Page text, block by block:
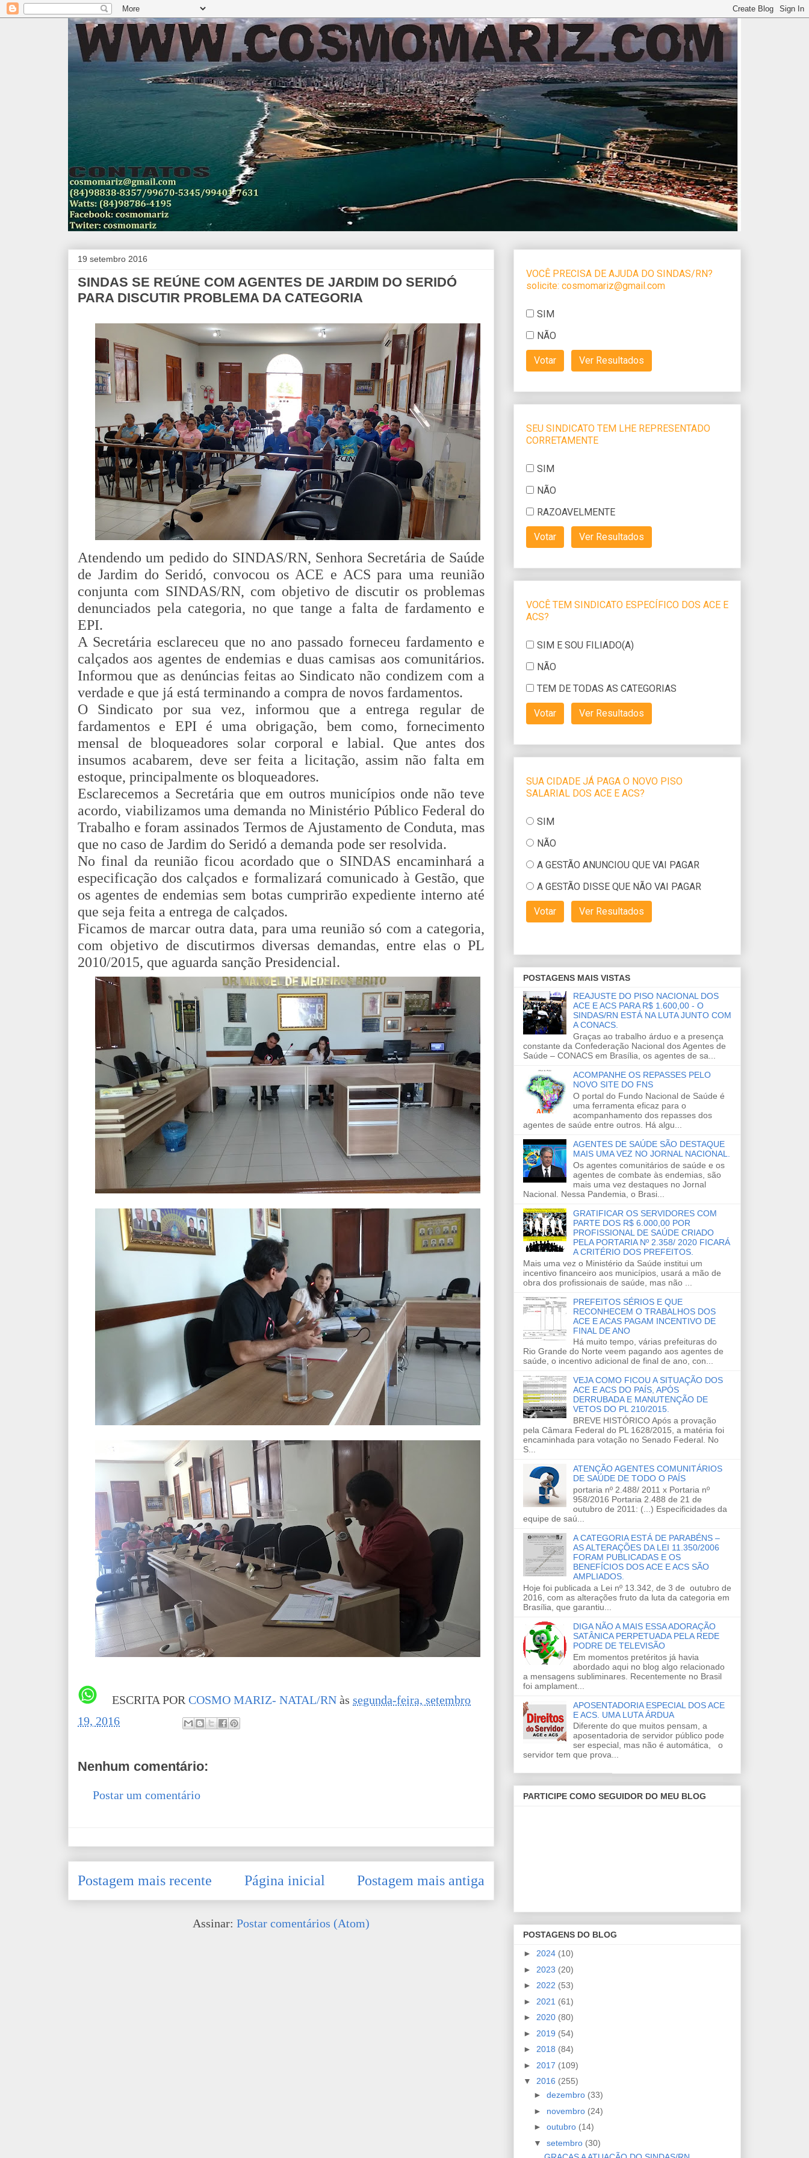
19 setembro 2016
SINDAS SE REÚNE COM AGENTES DE JARDIM DO SERIDÓ
PARA DISCUTIR PROBLEMA DA CATEGORIA
Atendendo um pedido do SINDAS/RN, Senhora Secretária de Saúde
de Jardim do Seridó, convocou os ACE e ACS para uma reunião
conjunta com SINDAS/RN, com objetivo de discutir os problemas
denunciados pela categoria, no que tange a falta de fardamento e
EPI.
A Secretária esclareceu que no ano passado forneceu fardamento e
calçados aos agentes de endemias e duas camisas aos comunitários.
Informou que as denúncias feitas ao Sindicato não condizem com a
verdade e que já está terminando a compra de novos fardamentos.
O Sindicato por sua vez, informou que a entrega regular de
fardamentos e EPI é uma obrigação, bem como, fornecimento
mensal de bloqueadores solar corporal e labial. Que antes dos
insumos acabarem, deve ser feita a licitação, assim não falta em
estoque, principalmente os bloqueadores.
Esclarecemos a Secretária que em outros municípios onde não teve
acordo, viabilizamos uma demanda no Ministério Público Federal do
Trabalho e foram assinados Termos de Ajustamento de Conduta, mas
que no caso de Jardim do Seridó a demanda pode ser resolvida.
No final da reunião ficou acordado que o SINDAS encaminhará a
especificação dos calçados e formalizará comunicado à Gestão, que
os agentes de endemias sem botas cumprirão expediente interno até
que seja feita a entrega de calçados.
Ficamos de marcar outra data, para uma reunião só com a categoria,
com objetivo de discutirmos diversas demandas, entre elas o PL
2010/2015, que aguarda sanção Presidencial.
ESCRITA POR COSMO MARIZ- NATAL/RN às segunda-feira, setembro
19, 2016
Nenhum comentário:
Postar um comentário
Postagem mais recente Postagem mais antiga
Página inicial
Assinar: Postar comentários (Atom)
POSTAGENS MAIS VISTAS
REAJUSTE DO PISO NACIONAL DOS
ACE E ACS PARA R$ 1.600,00 - O
SINDAS/RN ESTÁ NA LUTA JUNTO COM
A CONACS.
Graças ao trabalho árduo e a presença
constante da Confederação Nacional dos Agentes de
Saúde – CONACS em Brasília, os agentes de sa...
ACOMPANHE OS REPASSES PELO
NOVO SITE DO FNS
O portal do Fundo Nacional de Saúde é
uma ferramenta eficaz para o
acompanhamento dos repasses dos
agentes de saúde entre outros. Há algu...
AGENTES DE SAÚDE SÃO DESTAQUE
MAIS UMA VEZ NO JORNAL NACIONAL.
Os agentes comunitários de saúde e os
agentes de combate às endemias, são
mais uma vez destaques no Jornal
Nacional. Nessa Pandemia, o Brasi...
GRATIFICAR OS SERVIDORES COM
PARTE DOS R$ 6.000,00 POR
PROFISSIONAL DE SAÚDE CRIADO
PELA PORTARIA Nº 2.358/ 2020 FICARÁ
A CRITÉRIO DOS PREFEITOS.
Mais uma vez o Ministério da Saúde institui um
incentivo financeiro aos municípios, usará a mão de
obra dos profissionais de saúde, mas não ...
PREFEITOS SÉRIOS E QUE
RECONHECEM O TRABALHOS DOS
ACE E ACAS PAGAM INCENTIVO DE
FINAL DE ANO
Há muito tempo, várias prefeituras do
Rio Grande do Norte veem pagando aos agentes de
saúde, o incentivo adicional de final de ano, con...
VEJA COMO FICOU A SITUAÇÃO DOS
ACE E ACS DO PAÍS, APÓS
DERRUBADA E MANUTENÇÃO DE
VETOS DO PL 210/2015.
BREVE HISTÓRICO Após a provação
pela Câmara Federal do PL 1628/2015, a matéria foi
encaminhada para votação no Senado Federal. No
S...
ATENÇÃO AGENTES COMUNITÁRIOS
DE SAÚDE DE TODO O PAÍS
portaria nº 2.488/ 2011 x Portaria nº
958/2016 Portaria 2.488 de 21 de
outubro de 2011: (...) Especificidades da
equipe de saú...
A CATEGORIA ESTÁ DE PARABÉNS –
AS ALTERAÇÕES DA LEI 11.350/2006
FORAM PUBLICADAS E OS
BENEFÍCIOS DOS ACE E ACS SÃO
AMPLIADOS.
Hoje foi publicada a Lei nº 13.342, de 3 de outubro de
2016, com as alterações fruto da luta da categoria em
Brasília, que garantiu...
DIGA NÃO A MAIS ESSA ADORAÇÃO
SATÂNICA PERPETUADA PELA REDE
PODRE DE TELEVISÃO
Em momentos pretéritos já havia
abordado aqui no blog algo relacionado
a mensagens subliminares. Recentemente no Brasil
foi amplament...
APOSENTADORIA ESPECIAL DOS ACE
E ACS. UMA LUTA ÁRDUA
Diferente do que muitos pensam, a
aposentadoria de servidor público pode
ser especial, mas não é automática, o
servidor tem que prova...
PARTICIPE COMO SEGUIDOR DO MEU BLOG
POSTAGENS DO BLOG
► 2024 (10)
► 2023 (20)
► 2022 (53)
► 2021 (61)
► 2020 (80)
► 2019 (54)
► 2018 (84)
► 2017 (109)
▼ 2016 (255)
► dezembro (33)
► novembro (24)
► outubro (14)
▼ setembro (30)